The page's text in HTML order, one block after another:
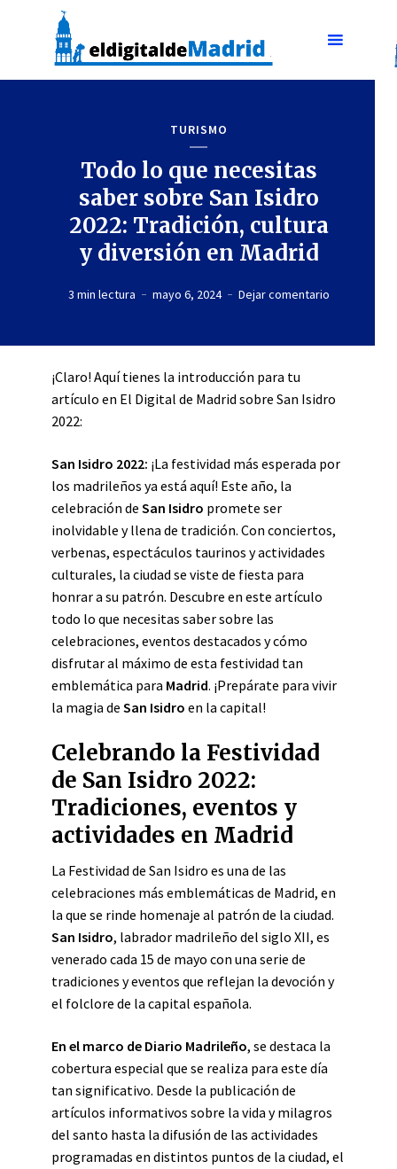
TURISMO
Todo lo que necesitas
saber sobre San Isidro
2022: Tradición, cultura
y diversión en Madrid
3 min lectura mayo 6, 2024 Dejar comentario
¡Claro! Aquí tienes la introducción para tu
artículo en El Digital de Madrid sobre San Isidro
2022:
San Isidro 2022: ¡La festividad más esperada por
los madrileños ya está aquí! Este año, la
celebración de San Isidro promete ser
inolvidable y llena de tradición. Con conciertos,
verbenas, espectáculos taurinos y actividades
culturales, la ciudad se viste de fiesta para
honrar a su patrón. Descubre en este artículo
todo lo que necesitas saber sobre las
celebraciones, eventos destacados y cómo
disfrutar al máximo de esta festividad tan
emblemática para Madrid. ¡Prepárate para vivir
la magia de San Isidro en la capital!
Celebrando la Festividad
de San Isidro 2022:
Tradiciones, eventos y
actividades en Madrid
La Festividad de San Isidro es una de las
celebraciones más emblemáticas de Madrid, en
la que se rinde homenaje al patrón de la ciudad.
San Isidro, labrador madrileño del siglo XII, es
venerado cada 15 de mayo con una serie de
tradiciones y eventos que reflejan la devoción y
el folclore de la capital española.
En el marco de Diario Madrileño, se destaca la
cobertura especial que se realiza para este día
tan significativo. Desde la publicación de
artículos informativos sobre la vida y milagros
del santo hasta la difusión de las actividades
programadas en distintos puntos de la ciudad, el